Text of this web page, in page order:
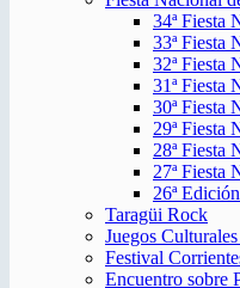
34ª Fiesta
33ª Fiesta
32ª Fiesta
31ª Fiesta
30ª Fiesta
29ª Fiesta
28ª Fiesta
27ª Fiesta
26ª
Taragüi Rock
Juegos
Festival
Encuentro sobre